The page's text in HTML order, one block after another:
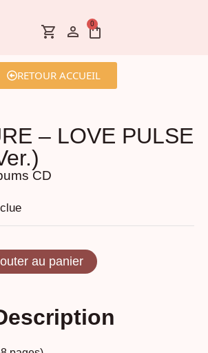
0
RETOUR ACCUEIL
– LOVE PULSE
CD
au panier